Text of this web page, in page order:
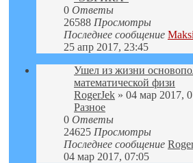
0 Ответы
26588 Просмотры
Последнее сообщение
25 апр 2017, 23:45
Ушел из жизни
математической физи
RogerJek » 04 мар 2017,
Разное
0 Ответы
24625 Просмотры
Последнее сообщение
04 мар 2017, 07:05